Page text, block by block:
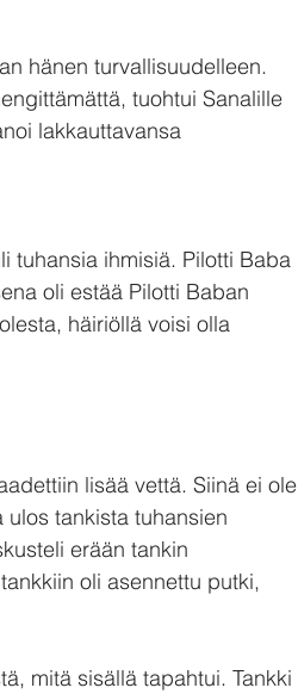
hänen turvallisuudelleen.
tuohtui Sanalille
lakkauttavansa
tuhansia ihmisiä. Pilotti Baba
oli estää Pilotti Baban
häiriöllä voisi olla
lisää vettä. Siinä ei ole
tankista tuhansien
erään tankin
oli asennettu putki,
mitä sisällä tapahtui. Tankki